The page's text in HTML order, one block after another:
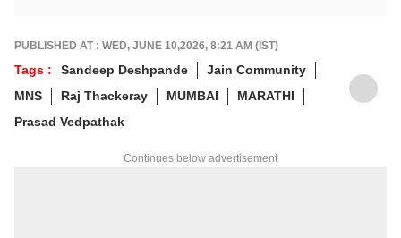
PUBLISHED AT : WED, JUNE 10,2026, 8:21 AM (IST)
Tags : Sandeep Deshpande
Jain Community
MNS
Raj Thackeray MUMBAI
MARATHI
Prasad Vedpathak
Continues below advertisement